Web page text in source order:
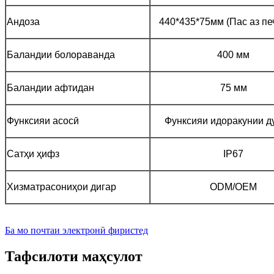
Андоза 440*435*75мм (Пас аз
Баландии болораванда 400 мм
Баландии афтидан 75 мм
Функсияи асосӣ Функсияи идоракунии
Сатҳи ҳифз IP67
Хизматрасониҳои дигар ODM/OEM
Ба мо почтаи электронӣ фиристед
Тафсилоти маҳсулот